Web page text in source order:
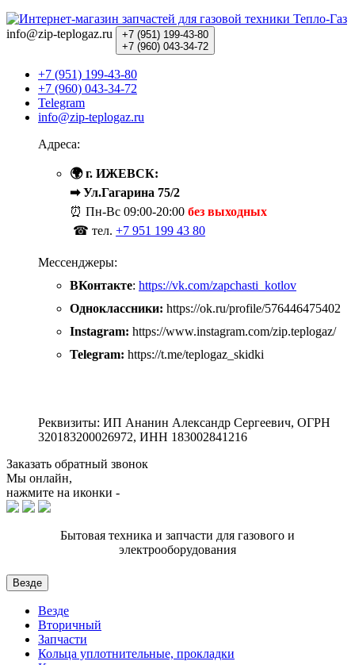
info@zip-teplogaz.ru +7 (951) 199-43-80
+7 (960) 043-34-72
+7 (951) 199-43-80
+7 (960) 043-34-72
Telegram
info@zip-teplogaz.ru
Адреса:
🌍 г. ИЖЕВСК:
➡ Ул.Гагарина 75/2
⏰ Пн-Вс 09:00-20:00 без выходных
☎ тел. +7 951 199 43 80
Мессенджеры:
ВКонтакте: https://vk.com/zapchasti_kotlov
Одноклассники: https://ok.ru/profile/576446475402
Instagram: https://www.instagram.com/zip.teplogaz/
Telegram: https://t.me/teplogaz_skidki
Реквизиты: ИП Ананин Александр Сергеевич, ОГРН
320183200026972, ИНН 183002841216
Заказать обратный звонок
Мы онлайн,
нажмите на иконки -
Бытовая техника и запчасти для газового и
электрооборудования
Везде
Везде
Вторичный
Запчасти
Кольца уплотнительные, прокладки